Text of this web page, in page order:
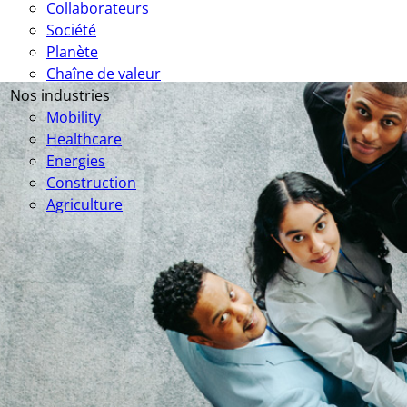
Collaborateurs
Société
Planète
Chaîne de valeur
Nos industries
Mobility
Healthcare
Energies
Construction
Agriculture